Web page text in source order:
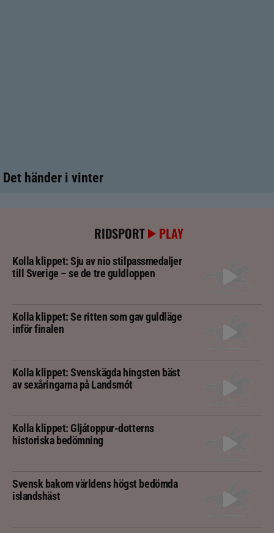
Det händer i vinter
RIDSPORT PLAY
Kolla klippet: Sju av nio stilpassmedaljer
till Sverige – se de tre guldloppen
Kolla klippet: Se ritten som gav guldläge
inför finalen
Kolla klippet: Svenskägda hingsten bäst
av sexåringarna på Landsmót
Kolla klippet: Gljátoppur-dotterns
historiska bedömning
Svensk bakom världens högst bedömda
islandshäst